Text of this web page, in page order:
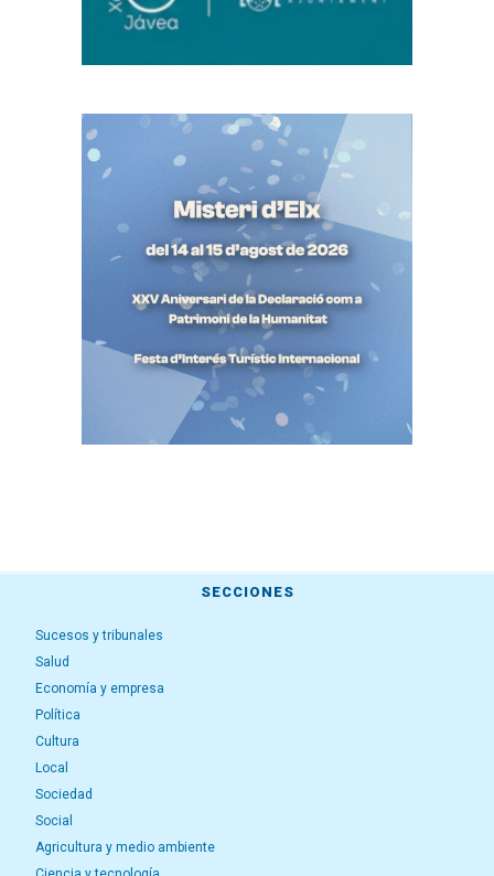
SECCIONES
Sucesos y tribunales
Salud
Economía y empresa
Política
Cultura
Local
Sociedad
Social
Agricultura y medio ambiente